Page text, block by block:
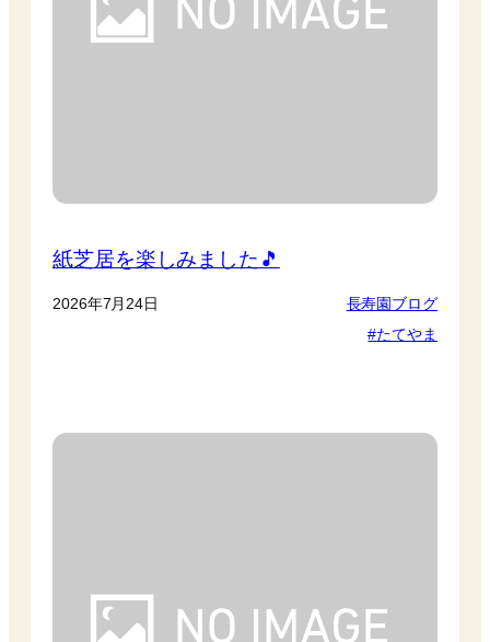
紙芝居を楽しみました🎵
2026年7月24日
長寿園ブログ
たてやま